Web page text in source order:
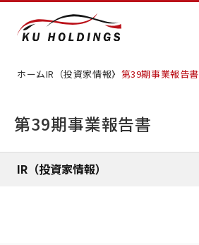
ホームIR（投資家情報） 第39期事業報告書
第39期事業報告書
IR（投資家情報）